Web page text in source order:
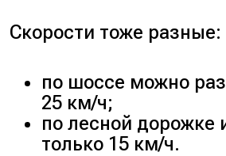
Скорости тоже разные:
по шоссе можно
25 км/ч;
по лесной дорожке
только 15 км/ч.